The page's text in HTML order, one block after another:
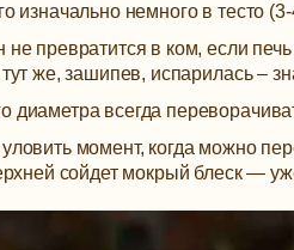
изначально немного в тесто
превратится в ком, если
же, зашипев, испарилась –
диаметра всегда
момент, когда можно
сойдет мокрый блеск —